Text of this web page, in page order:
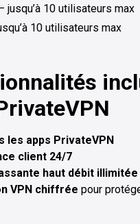
jusqu’à 10 utilisateurs max
10 utilisateurs max
les apps PrivateVPN
client 24/7
haut débit illimitée
VPN chiffrée pour